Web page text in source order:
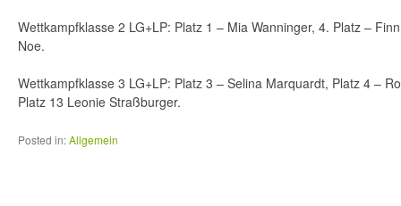
Wettkampfklasse 2 LG+LP: Platz 1 – Mia Wanninger, 4. Platz –
Noe.
Wettkampfklasse 3 LG+LP: Platz 3 – Selina Marquardt, Platz 4 –
Platz 13 Leonie Straßburger.
Posted in:Allgemein